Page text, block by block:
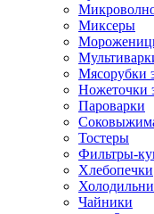
Миксеры
Мясорубки
Ножеточки
Пароварки
Тостеры
Фильтры-
Хлебопечки
Чайники